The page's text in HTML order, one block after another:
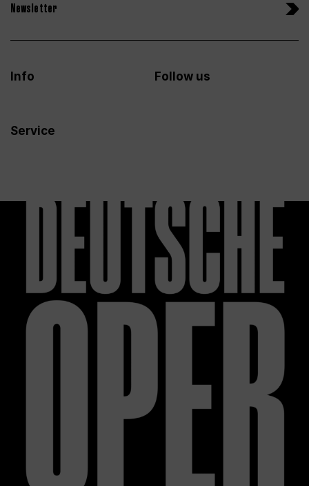
Newsletter
Info
Service
Follow us